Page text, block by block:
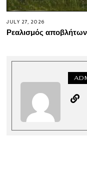
JULY 27, 2026
Ρεαλισμός